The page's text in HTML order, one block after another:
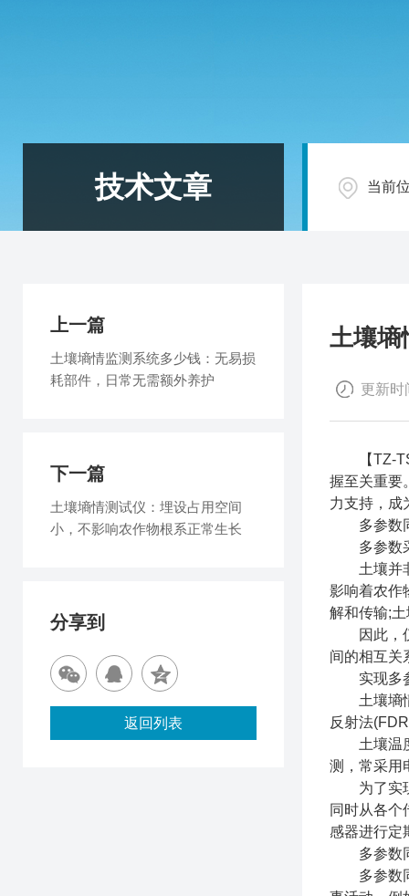
技术文章 当前
土壤墒
更新时
【TZ-
握至关重要
力支持，成
多参数同
多参数
土壤并非
影响着农作
解和传输;
因此，仅
间的相互关
实现多参
土壤墒情
反射法
土壤温度
测，常采用
为了实现
同时从各个
感器进行定
多参数同
多参数同
上一篇
土壤墒情监测系统多少钱：无易损
耗部件，日常无需额外养护
下一篇
土壤墒情测试仪：埋设占用空间
小，不影响农作物根系正常生长
分享到
返回列表